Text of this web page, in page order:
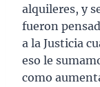
alquileres, y
fueron
a la Justicia
eso le
como